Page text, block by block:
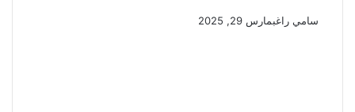
سامي راغبمارس 29, 2025